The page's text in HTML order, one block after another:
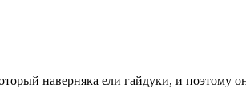
наверняка ели гайдуки, и поэтому